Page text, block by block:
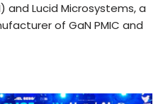
and Lucid Microsystems, a
of GaN PMIC and